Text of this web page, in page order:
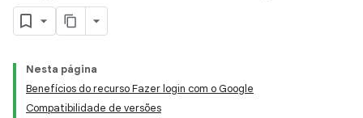
Nesta página
Benefícios do recurso Fazer login com o Google
Compatibilidade de versões